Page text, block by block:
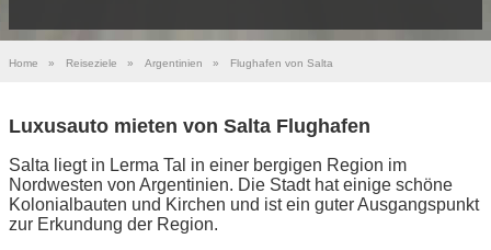
Home » Reiseziele » Argentinien » Flughafen von Salta
Luxusauto mieten von Salta Flughafen
Salta liegt in Lerma Tal in einer bergigen Region im
Nordwesten von Argentinien. Die Stadt hat einige schöne
Kolonialbauten und Kirchen und ist ein guter Ausgangspunkt
zur Erkundung der Region.